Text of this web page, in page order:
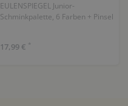
EULENSPIEGEL Junior-
Schminkpalette, 6 Farben + Pinsel
17,99 € *